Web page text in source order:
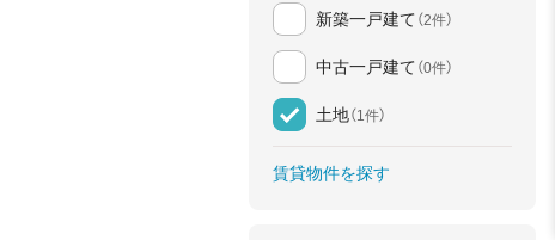
新築一戸建て （2件）
中古一戸建て （0件）
土地（1件）
賃貸物件を探す